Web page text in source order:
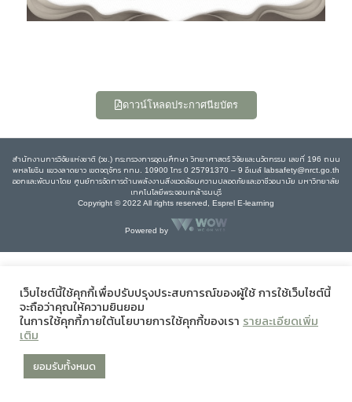
ดาวน์โหลดประกาศนียบัตร
สำนักงานการวิจัยแห่งชาติ (วช.) กระทรวงการอุดมศึกษา วิทยาศาสตร์ วิจัยและนวัตกรรม เลขที่ 196 ถนน
พหลโยธิน แขวงลาดยาว เขตจตุจักร กทม. 10900 โทร 0 25791370 – 9 อีเมล์ labsafety@nrct.go.th
ออกและพัฒนาโดย ศูนย์การจัดการด้านพลังงานสิ่งแวดล้อมความปลอดภัยและอาชีวอนามัย มหาวิทยาลัย
เทคโนโลยีพระจอมเกล้าธนบุรี
Copyright © 2022 All rights reserved, Esprel E-learning
Powered by
เว็บไซต์นี้ใช้คุกกี้เพื่อปรับปรุงประสบการณ์ของผู้ใช้ การใช้เว็บไซต์นี้
จะถือว่าคุณให้ความยินยอม
ในการใช้คุกกี้ภายใต้นโยบายการใช้คุกกี้ของเรา รายละเอียดเพิ่ม
เติม
ยอมรับทั้งหมด